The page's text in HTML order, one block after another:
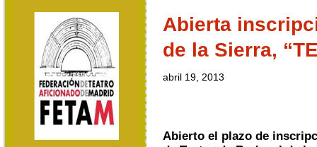
Abierta
de la Sierra,
abril 19, 2013
Abierto el plazo de